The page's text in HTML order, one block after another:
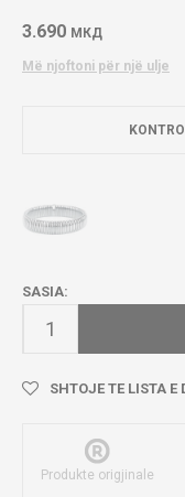
3.690 МКД
Më njoftoni për një ulje
SASIA:
SHTOJE TE LISTA E
Produkte origjinale